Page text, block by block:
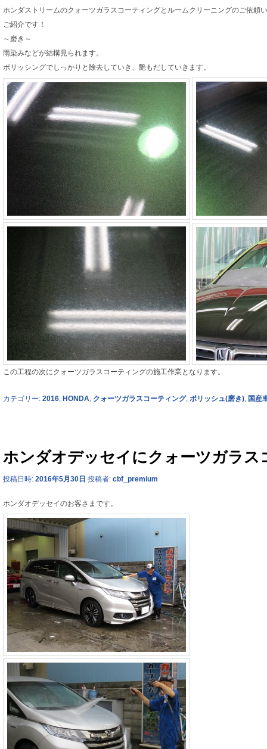
ホンダストリームのクォーツガラスコーティングとルームクリーニングのご依頼
ご紹介です！
～磨き～
雨染みなどが結構見られます。
ポリッシングでしっかりと除去していき、艶もだしていきます。
この工程の次にクォーツガラスコーティングの施工作業となります。
カテゴリー: 2016, HONDA, クォーツガラスコーティング, ポリッシュ(磨き), 国産
ホンダオデッセイにクォーツガラス
投稿日時: 2016年5月30日 投稿者: cbf_premium
ホンダオデッセイのお客さまです。